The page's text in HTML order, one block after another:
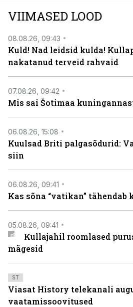
viasathistory.eu/ee
VIIMASED LOOD
08.08.26, 09:43
Kuld! Nad leidsid kulda!
nakatanud terveid rahvaid
07.08.26, 09:42
Mis sai Šotimaa
06.08.26, 15:08
Kuulsad Briti palgasõdurid:
siin
06.08.26, 09:41
Kas sõna “vatikan” tähendab
05.08.26, 09:41
Kullajahil roomlased
mägesid
ST
Viasat History telekanali
vaatamissoovitused